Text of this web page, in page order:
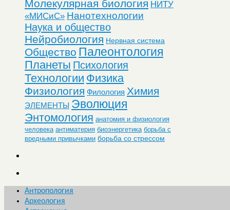
Молекулярная биология НИТУ
«МИСиС» Нанотехнологии
Наука и общество
Нейробиология Нервная система
Общество Палеонтология
Планеты Психология
Технологии Физика
Физиология Филология Химия
ЭЛЕМЕНТЫ Эволюция
Энтомология анатомия и физиология
человека антиматерия биоэнергетика борьба с
вредными привычками борьба со стрессом
Антропология
Археология